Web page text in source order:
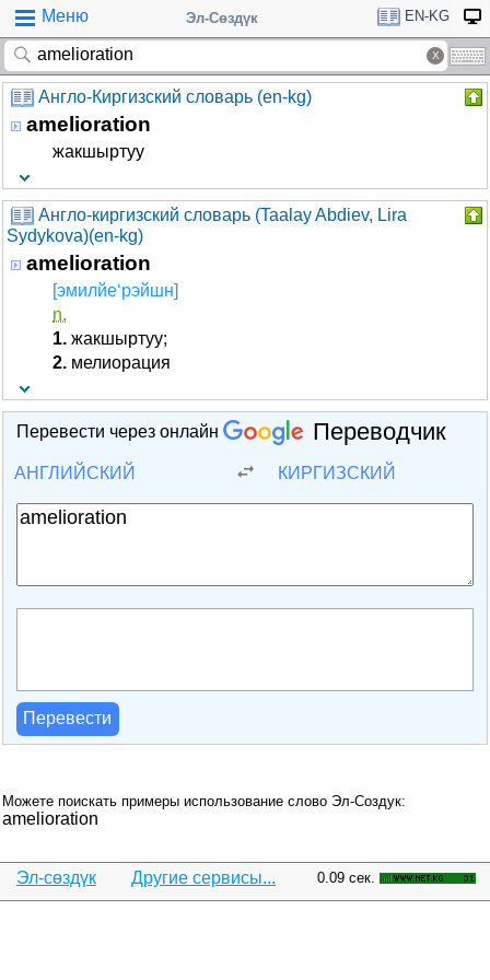
Меню Эл-Сөздүк EN-KG
Англо-Киргизский словарь (en-kg)
amelioration
жакшыртуу
Англо-киргизский словарь (Taalay Abdiev, Lira
Sydykova)(en-kg)
amelioration
[эмилйе‘рэйшн]
n.
1. жакшыртуу;
2. мелиорация
Перевести через онлайн Переводчик
АНГЛИЙСКИЙ КИРГИЗСКИЙ
Перевести
Можете поискать примеры использование слово Эл-Создук:
amelioration
Эл-сөздүк Другие сервисы... 0.09 сек.